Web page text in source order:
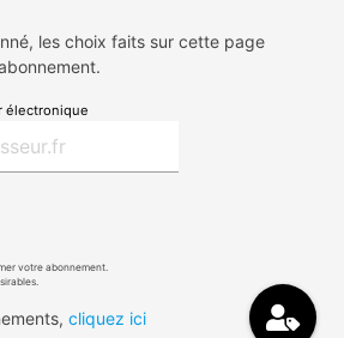
les choix faits sur cette page
électronique
votre abonnement.
cliquez ici